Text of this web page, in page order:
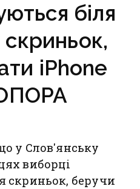
біля
iPhone
у Слов'янську
виборці
скриньок, беручи